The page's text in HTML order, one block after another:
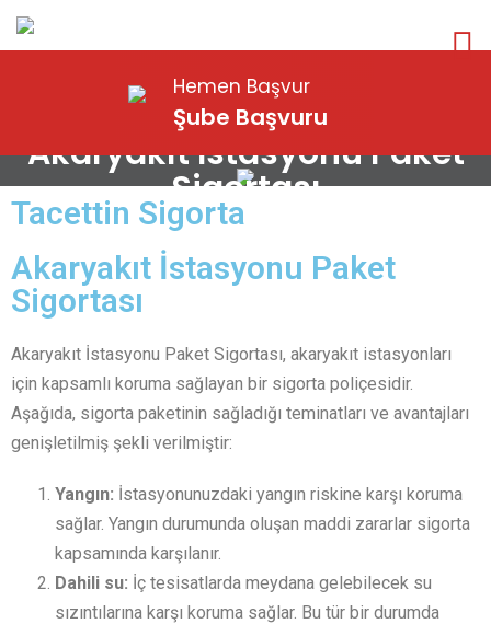
Hemen Başvur
Şube Başvuru
Akaryakıt İstasyonu Paket
Sigortası
Tacettin Sigorta
Akaryakıt İstasyonu Paket
Sigortası
Akaryakıt İstasyonu Paket Sigortası, akaryakıt istasyonları
için kapsamlı koruma sağlayan bir sigorta poliçesidir.
Aşağıda, sigorta paketinin sağladığı teminatları ve avantajları
genişletilmiş şekli verilmiştir:
Yangın: İstasyonunuzdaki yangın riskine karşı koruma
sağlar. Yangın durumunda oluşan maddi zararlar sigorta
kapsamında karşılanır.
Dahili su: İç tesisatlarda meydana gelebilecek su
sızıntılarına karşı koruma sağlar. Bu tür bir durumda